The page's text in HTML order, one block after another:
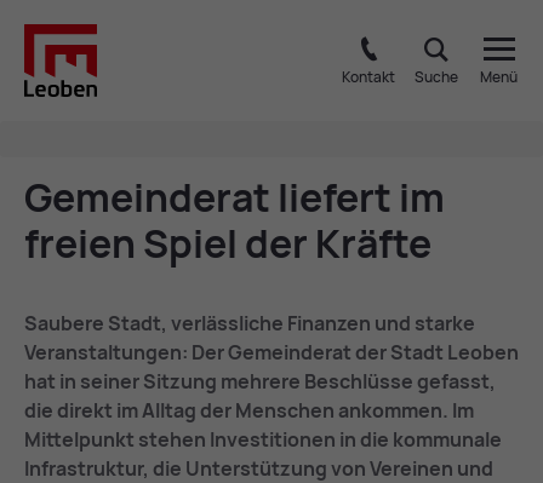
Kontakt Suche Menü
Ge­mein­de­rat lie­fert im
frei­en Spiel der Kräf­te
Saubere Stadt, verlässliche Finanzen und starke
Veranstaltungen: Der Gemeinderat der Stadt Leoben
hat in seiner Sitzung mehrere Beschlüsse gefasst,
die direkt im Alltag der Menschen ankommen. Im
Mittelpunkt stehen Investitionen in die kommunale
Infrastruktur, die Unterstützung von Vereinen und